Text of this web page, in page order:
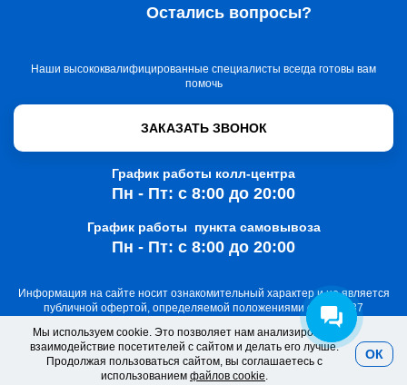
Остались вопросы?
Наши высококвалифицированные специалисты всегда готовы вам
помочь
ЗАКАЗАТЬ ЗВОНОК
График работы колл-центра
Пн - Пт: с 8:00 до 20:00
График работы пункта самовывоза
Пн - Пт: с 8:00 до 20:00
Информация на сайте носит ознакомительный характер и не является
публичной офертой, определяемой положениями статьи 437
© 2026 ООО «ОНВИЗ». Все права защищены
Мы используем cookie. Это позволяет нам анализировать
взаимодействие посетителей с сайтом и делать его лучше.
Продолжая пользоваться сайтом, вы соглашаетесь с
использованием файлов cookie.
ОК